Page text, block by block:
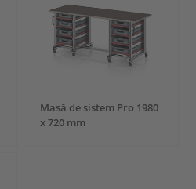
Masă de sistem Pro 1980
x 720 mm